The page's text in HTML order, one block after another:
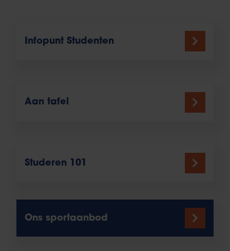
Infopunt Studenten
Aan tafel
Studeren 101
Ons sportaanbod